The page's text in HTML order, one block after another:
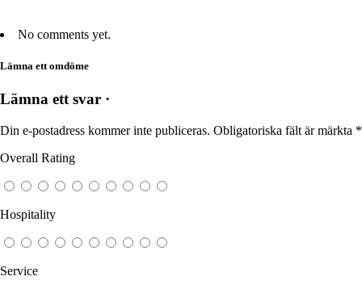
No comments yet.
Lämna ett omdöme
Lämna ett svar ·
Din e-postadress kommer inte publiceras. Obligatoriska fält är märkta *
Overall Rating
Hospitality
Service